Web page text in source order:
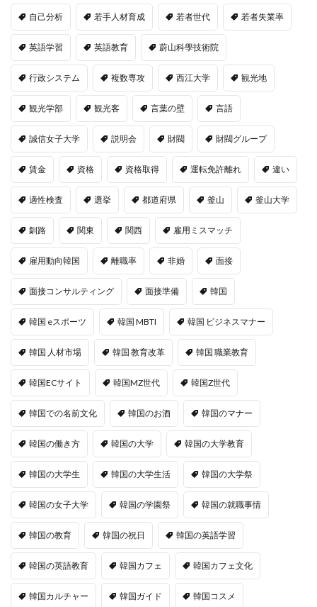
自己分析 若手人材育成 若者世代 若者失業率
英語学習 英語教育 蔚山科學技術院
行政システム 複数専攻 西江大学 観光地
観光学部 観光客 言葉の壁 言語
誠信女子大学 説明会 財閥 財閥グループ
賃金 資格 資格取得 運転免許離れ 違い
適性検査 選挙 都道府県 釜山 釜山大学
釧路 関東 関西 雇用ミスマッチ
雇用動向韓国 離職率 非婚 面接
面接コンサルティング 面接準備 韓国
韓国 eスポーツ 韓国 MBTI 韓国 ビジネスマナー
韓国 人材市場 韓国 教育改革 韓国 職業教育
韓国ECサイト 韓国MZ世代 韓国Z世代
韓国での名前文化 韓国のお酒 韓国のマナー
韓国の働き方 韓国の大学 韓国の大学教育
韓国の大学生 韓国の大学生活 韓国の大学祭
韓国の女子大学 韓国の学園祭 韓国の就職事情
韓国の教育 韓国の祝日 韓国の英語学習
韓国の英語教育 韓国カフェ 韓国カフェ文化
韓国カルチャー 韓国ガイド 韓国コスメ